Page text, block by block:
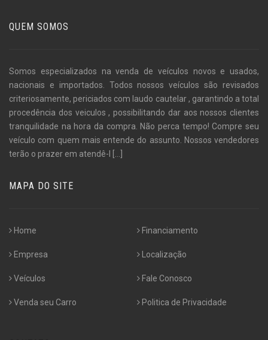
QUEM SOMOS
Somos especializados na venda de veículos novos e usados,
nacionais e importados. Todos nossos veículos são revisados
criteriosamente, periciados com laudo cautelar , garantindo a total
procedência dos veiculos , possibilitando dar aos nossos clientes
tranquilidade na hora da compra. Não perca tempo! Compre seu
veículo com quem mais entende do assunto. Nossos vendedores
terão o prazer em atendê-l [...]
MAPA DO SITE
Home
Empresa
Veículos
Venda seu Carro
Financiamento
Localização
Fale Conosco
Politica de Privacidade